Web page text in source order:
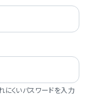
くいパスワードを入力